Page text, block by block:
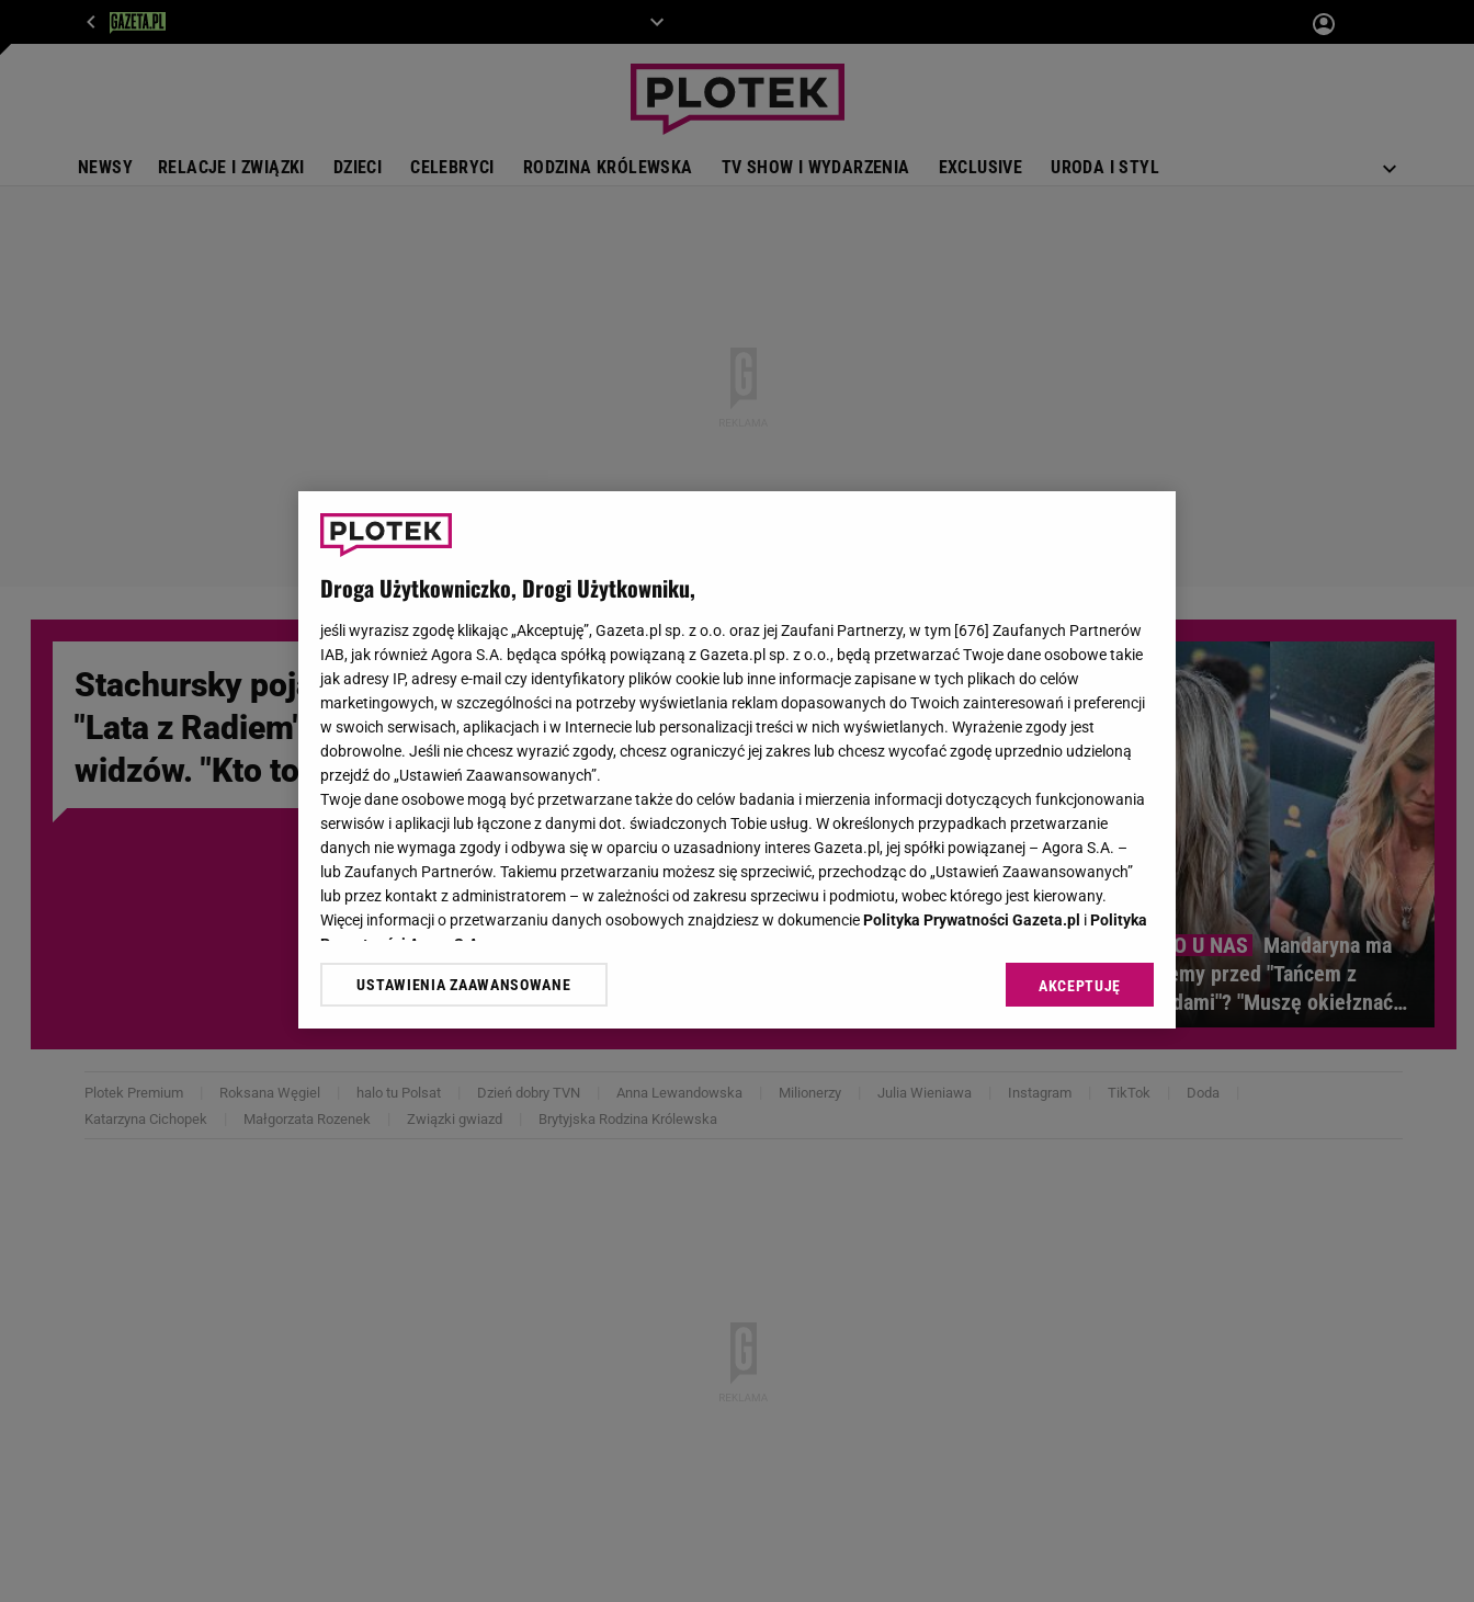
NEWSY RELACJE I ZWIĄZKI DZIECI CELEBRYCI RODZINA KRÓLEWSKA TV SHOW I WYDARZENIA EXCLUSIVE URODA I STYL
Stachursky pojawił się na scenie
"Lata z Radiem" i zszokował
widzów. "Kto to jest?"
Mandaryna ma
problemy przed "Tańcem z
gwiazdami"? "Muszę okiełznać
garba"
Plotek Premium Roksana Węgiel halo tu Polsat Dzień dobry TVN Anna Lewandowska Milionerzy Julia Wieniawa Instagram TikTok
Doda
Katarzyna Cichopek
Małgorzata Rozenek Związki gwiazd Brytyjska Rodzina Królewska
Droga Użytkowniczko, Drogi Użytkowniku,
jeśli wyrazisz zgodę klikając „Akceptuję”, Gazeta.pl sp. z o.o. oraz jej Zaufani Partnerzy, w tym [676] Zaufanych Partnerów
IAB, jak również Agora S.A. będąca spółką powiązaną z Gazeta.pl sp. z o.o., będą przetwarzać Twoje dane osobowe takie
jak adresy IP, adresy e-mail czy identyfikatory plików cookie lub inne informacje zapisane w tych plikach do celów
marketingowych, w szczególności na potrzeby wyświetlania reklam dopasowanych do Twoich zainteresowań i preferencji
w swoich serwisach, aplikacjach i w Internecie lub personalizacji treści w nich wyświetlanych. Wyrażenie zgody jest
dobrowolne. Jeśli nie chcesz wyrazić zgody, chcesz ograniczyć jej zakres lub chcesz wycofać zgodę uprzednio udzieloną
przejdź do „Ustawień Zaawansowanych”.
Twoje dane osobowe mogą być przetwarzane także do celów badania i mierzenia informacji dotyczących funkcjonowania
serwisów i aplikacji lub łączone z danymi dot. świadczonych Tobie usług. W określonych przypadkach przetwarzanie
danych nie wymaga zgody i odbywa się w oparciu o uzasadniony interes Gazeta.pl, jej spółki powiązanej – Agora S.A. –
lub Zaufanych Partnerów. Takiemu przetwarzaniu możesz się sprzeciwić, przechodząc do „Ustawień Zaawansowanych”
lub przez kontakt z administratorem – w zależności od zakresu sprzeciwu i podmiotu, wobec którego jest kierowany.
Więcej informacji o przetwarzaniu danych osobowych znajdziesz w dokumenciePolityka Prywatności Gazeta.pl iPolityka
Prywatności Agora S.A.
Klikając „Akceptuję” wyrażasz też zgodę na zainstalowanie i przechowywanie plików cookie Gazeta.pl sp. z o.o., jej
plików cookie możliwa jest także za pomocą ustawień przeglądarki.
USTAWIENIA ZAAWANSOWANE AKCEPTUJĘ